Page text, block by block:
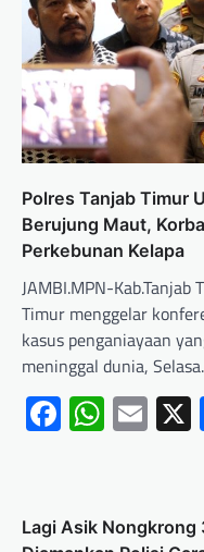
Polres Tanjab Timur
Berujung Maut,
Perkebunan Kelapa
JAMBI.MPN-
Timur menggelar
kasus penganiayaan
meninggal dunia,
Facebook
Lagi Asik Nongkrong